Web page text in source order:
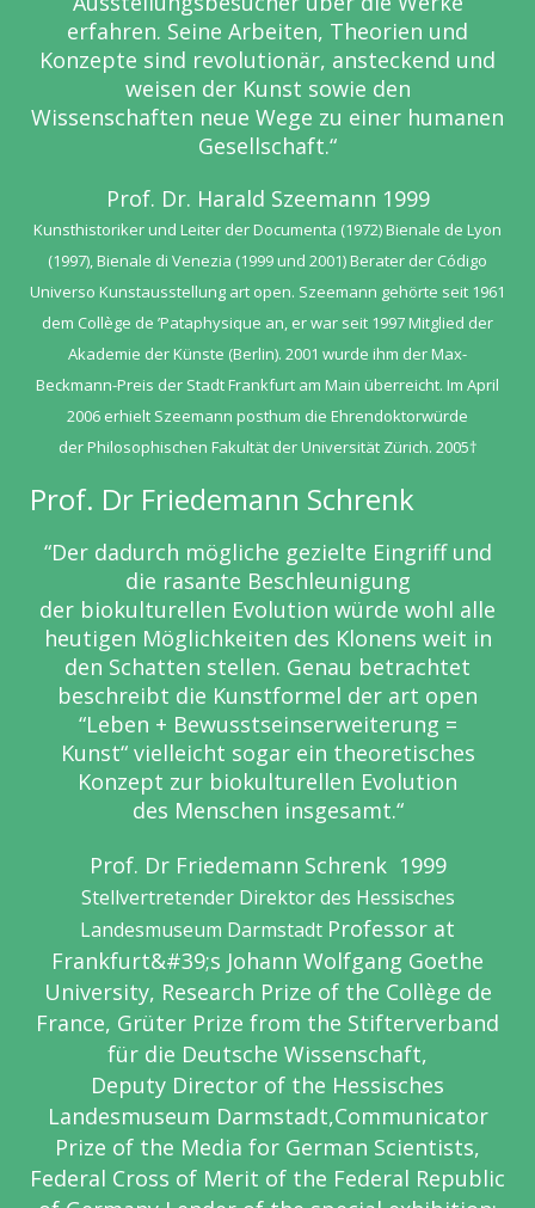
erfahren. Seine Arbeiten, Theorien und
Konzepte sind revolutionär, ansteckend und
weisen der Kunst sowie den
Wissenschaften neue Wege zu einer humanen
Gesellschaft.“
Prof. Dr. Harald Szeemann 1999
Kunsthistoriker und Leiter der Documenta (1972) Bienale de Lyon
(1997), Bienale di Venezia (1999 und 2001) Berater der Código
Universo Kunstausstellung art open. Szeemann gehörte seit 1961
dem Collège de ’Pataphysique an, er war seit 1997 Mitglied der
Akademie derKünste (Berlin). 2001 wurde ihm der Max-
Beckmann-Preis der Stadt Frankfurt am Main überreicht. Im April
2006 erhielt Szeemann posthum die Ehrendoktorwürde
derPhilosophischen Fakultät der Universität Zürich. 2005†
Prof. Dr Friedemann Schrenk
“Der dadurch mögliche gezielte Eingriff und
die rasante Beschleunigung
der biokulturellen Evolution würde wohl alle
heutigen Möglichkeiten des Klonens weit in
den Schatten stellen. Genau betrachtet
beschreibt die Kunstformel der art open
“Leben + Bewusstseinserweiterung =
Kunst“ vielleicht sogar ein theoretisches
Konzept zur biokulturellen Evolution
des Menschen insgesamt.“
Prof. Dr Friedemann Schrenk 1999
Stellvertretender Direktor des Hessisches
Landesmuseum Darmstadt Professor at
Frankfurt&#39;s Johann Wolfgang Goethe
University, Research Prize of the Collège de
France, Grüter Prize from the Stifterverband
für die Deutsche Wissenschaft,
Deputy Director of the Hessisches
Landesmuseum Darmstadt,Communicator
Prize of the Media for German Scientists,
Federal Cross of Merit of the Federal Republic